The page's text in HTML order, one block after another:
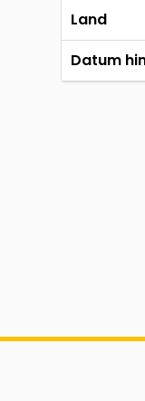
Land
Datum